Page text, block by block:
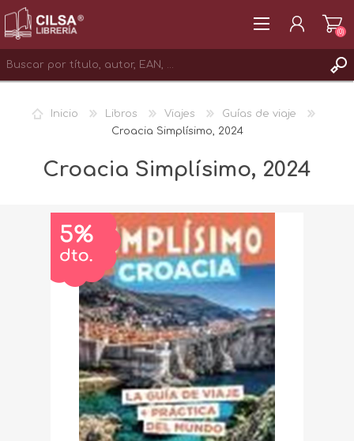
INICIAR SESIÓN
(0)
Inicio Libros Viajes
Guías de viaje
Croacia Simplísimo, 2024
Croacia Simplísimo, 2024